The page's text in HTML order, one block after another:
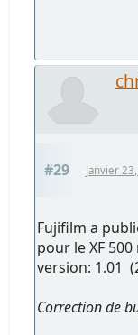
#29 Janvier
Fujifilm a
pour le XF
version: 1.01
Correction de